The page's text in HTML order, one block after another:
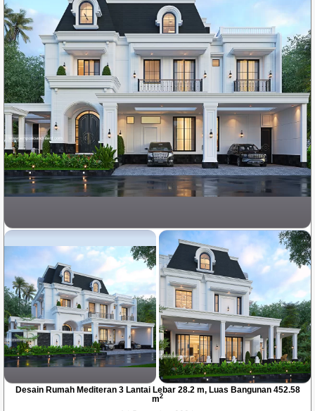
Desain Rumah Mediteran 3 Lantai Lebar 28.2 m, Luas Bangunan 452.58
m2